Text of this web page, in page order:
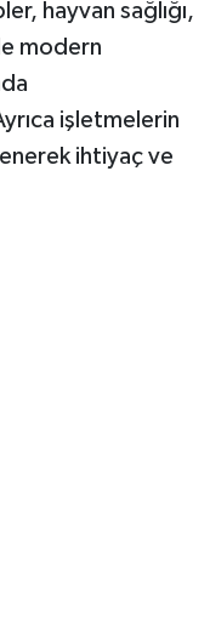
hayvan sağlığı,
modern
işletmelerin
ihtiyaç ve